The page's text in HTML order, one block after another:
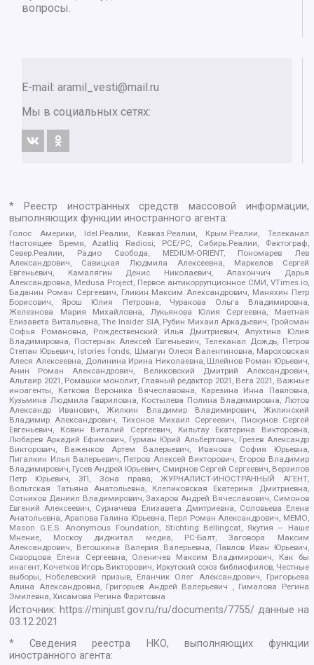
вопросы.
E-mail: aramil_vesti@mail.ru
Мы в социальных сетях:
* Реестр иностранных средств массовой информации,
выполняющих функции иностранного агента:
Голос Америки, Idel.Реалии, Кавказ.Реалии, Крым.Реалии, Телеканал
Настоящее Время, Azatliq Radiosi, PCE/PC, Сибирь.Реалии, Фактограф,
Север.Реалии, Радио Свобода, MEDIUM-ORIENT, Пономарев Лев
Александрович, Савицкая Людмила Алексеевна, Маркелов Сергей
Евгеньевич, Камалягин Денис Николаевич, Апахончич Дарья
Александровна, Medusa Project, Первое антикоррупционное СМИ, VTimes.io,
Баданин Роман Сергеевич, Гликин Максим Александрович, Маняхин Петр
Борисович, Ярош Юлия Петровна, Чуракова Ольга Владимировна,
Железнова Мария Михайловна, Лукьянова Юлия Сергеевна, Маетная
Елизавета Витальевна, The Insider SIA, Рубин Михаил Аркадьевич, Гройсман
Софья Романовна, Рождественский Илья Дмитриевич, Апухтина Юлия
Владимировна, Постернак Алексей Евгеньевич, Телеканал Дождь, Петров
Степан Юрьевич, Istories fonds, Шмагун Олеся Валентиновна, Мароховская
Алеся Алексеевна, Долинина Ирина Николаевна, Шлейнов Роман Юрьевич,
Анин Роман Александрович, Великовский Дмитрий Александрович,
Альтаир 2021, Ромашки монолит, Главный редактор 2021, Вега 2021, Важные
иноагенты, Каткова Вероника Вячеславовна, Карезина Инна Павловна,
Кузьмина Людмила Гавриловна, Костылева Полина Владимировна, Лютов
Александр Иванович, Жилкин Владимир Владимирович, Жилинский
Владимир Александрович, Тихонов Михаил Сергеевич, Пискунов Сергей
Евгеньевич, Ковин Виталий Сергеевич, Кильтау Екатерина Викторовна,
Любарев Аркадий Ефимович, Гурман Юрий Альбертович, Грезев Александр
Викторович, Важенков Артем Валерьевич, Иванова София Юрьевна,
Пигалкин Илья Валерьевич, Петров Алексей Викторович, Егоров Владимир
Владимирович, Гусев Андрей Юрьевич, Смирнов Сергей Сергеевич, Верзилов
Петр Юрьевич, ЗП, Зона права, ЖУРНАЛИСТ-ИНОСТРАННЫЙ АГЕНТ,
Вольтская Татьяна Анатольевна, Клепиковская Екатерина Дмитриевна,
Сотников Даниил Владимирович, Захаров Андрей Вячеславович, Симонов
Евгений Алексеевич, Сурначева Елизавета Дмитриевна, Соловьева Елена
Анатольевна, Арапова Галина Юрьевна, Перл Роман Александрович, МЕМО,
Mason G.E.S. Anonymous Foundation, Stichting Bellingcat, Якутия – Наше
Мнение, Москоу диджитал медиа, РС-Балт, Заговора Максим
Александрович, Ветошкина Валерия Валерьевна, Павлов Иван Юрьевич,
Скворцова Елена Сергеевна, Оленичев Максим Владимирович, Как бы
инагент, Кочетков Игорь Викторович, Иркутский союз библиофилов, Честные
выборы, Нобелевский призыв, Еланчик Олег Александрович, Григорьева
Алина Александровна, Григорьев Андрей Валерьевич , Гималова Регина
Эмилевна, Хисамова Регина Фаритовна
Источник: https://minjust.gov.ru/ru/documents/7755/ данные на
03.12.2021
* Сведения реестра НКО, выполняющих функции
иностранного агента: